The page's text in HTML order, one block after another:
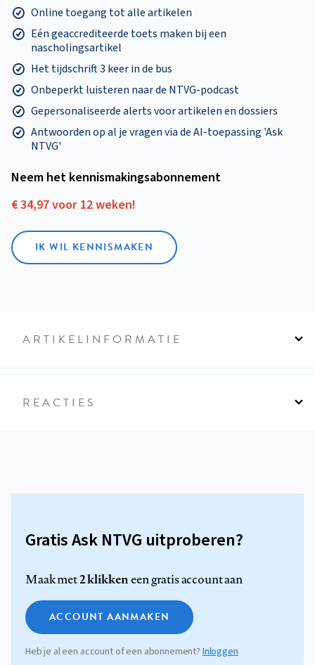
Online toegang tot alle artikelen
Eén geaccrediteerde toets maken bij een
nascholingsartikel
Het tijdschrift 3 keer in de bus
Onbeperkt luisteren naar de NTVG-podcast
Gepersonaliseerde alerts voor artikelen en dossiers
Antwoorden op al je vragen via de AI-toepassing 'Ask
NTVG'
Neem het kennismakings­abonnement
€ 34,97 voor 12 weken!
IK WIL KENNISMAKEN
ARTIKELINFORMATIE
REACTIES
Gratis Ask NTVG uitproberen?
Maak met2 klikkeneen gratis account aan
ACCOUNT AANMAKEN
Heb je al een account of een abonnement?Inloggen